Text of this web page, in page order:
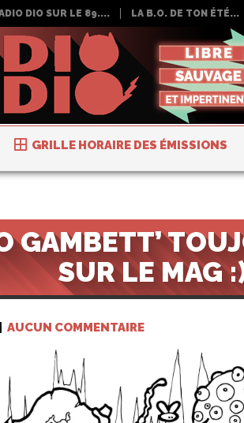
DIO SUR LE 89.... LA B.O. DE TON ÉTÉ...
GRILLE HORAIRE DES ÉMISSIONS
GAMBETT’
SUR LE MAG
AUCUN COMMENTAIRE